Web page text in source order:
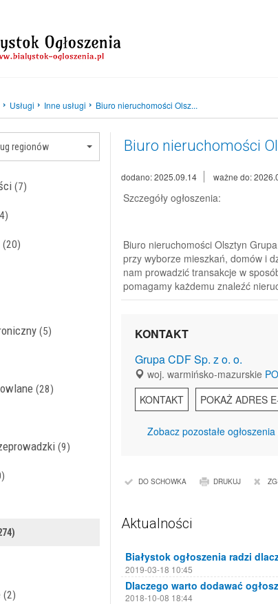
Usługi Inne usługi Biuro nieruchomości Olsz...
regionów
(7)
(20)
(5)
(28)
(9)
(2)
Biuro nieruchomości
dodano: 2025.09.14 ważne do:
Szczegóły ogłoszenia:
Biuro nieruchomości Olsztyn
przy wyborze mieszkań, domów i
nam prowadzić transakcje w
pomagamy każdemu znaleźć
KONTAKT
Grupa CDF Sp. z o. o.
woj. warmińsko-mazurskie
KONTAKT
POKAŻ ADRES
Zobacz pozostałe
DO SCHOWKA DRUKUJ
Aktualności
2019-03-18 10:45
2018-10-08 18:44